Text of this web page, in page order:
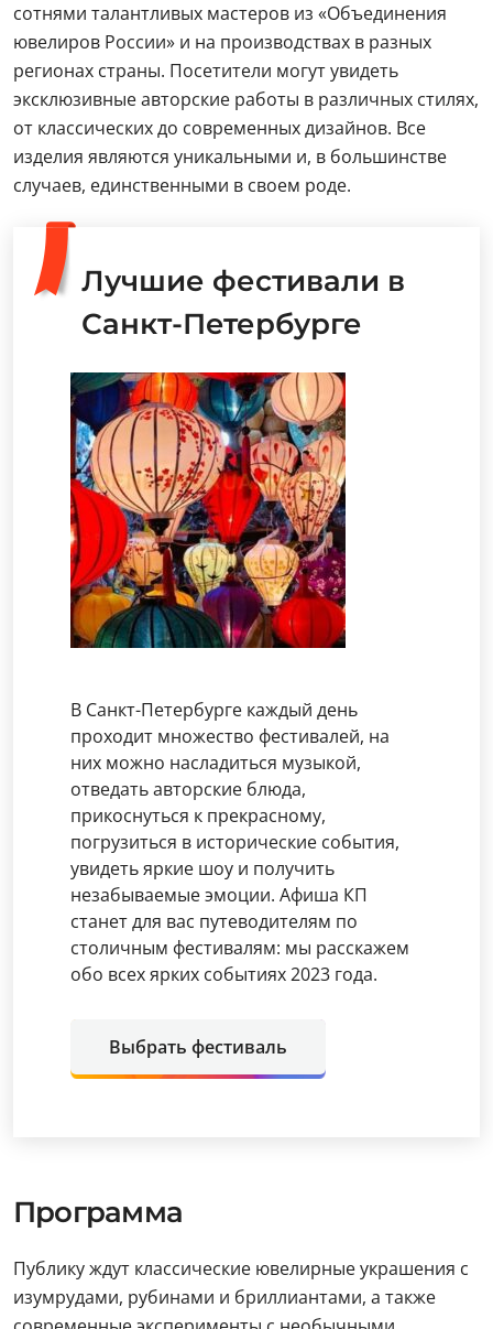
сотнями талантливых мастеров из «Объединения
ювелиров России» и на производствах в разных
регионах страны. Посетители могут увидеть
эксклюзивные авторские работы в различных стилях,
от классических до современных дизайнов. Все
изделия являются уникальными и, в большинстве
случаев, единственными в своем роде.
Лучшие фестивали в
Санкт-Петербурге
В Санкт-Петербурге каждый день
проходит множество фестивалей, на
них можно насладиться музыкой,
отведать авторские блюда,
прикоснуться к прекрасному,
погрузиться в исторические события,
увидеть яркие шоу и получить
незабываемые эмоции. Афиша КП
станет для вас путеводителям по
столичным фестивалям: мы расскажем
обо всех ярких событиях 2023 года.
Выбрать фестиваль
Программа
Публику ждут классические ювелирные украшения с
изумрудами, рубинами и бриллиантами, а также